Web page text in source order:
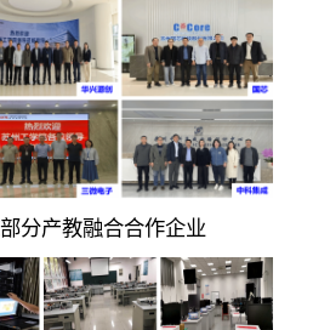
分产教融合合作企业